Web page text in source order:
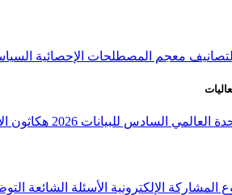
التصانيف معجم المصطلحات الإحصائية
العالمي السادس للبيانات 2026 هكاثون
المشاركة الإلكترونية الأسئلة الشائعة